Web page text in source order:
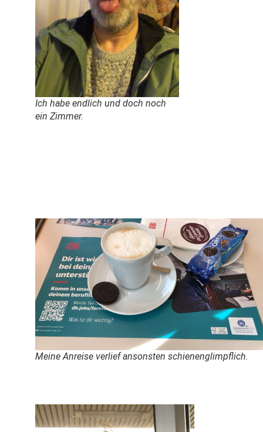
Ich habe endlich und doch noch
ein Zimmer.
Meine Anreise verlief ansonsten schienenglimpflich.